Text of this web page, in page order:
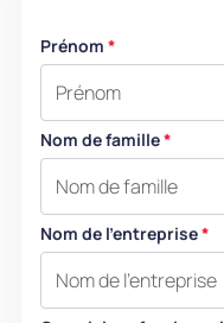
Prénom *
Nom de famille*
Nom de l'entreprise*